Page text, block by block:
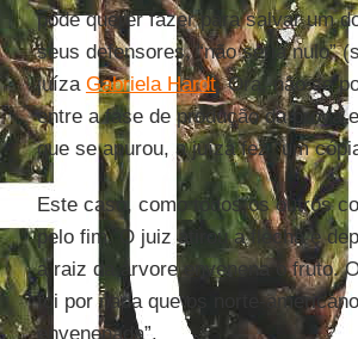
pode querer fazer para salvar um
seus defensores, “não seria nulo”
juíza Gabriela Hardt. Ora, não se
entre a fase de produção da prova
que se apurou, a juíza fez “um
Este caso, como todos os outros
pelo fim. O juiz atirou a flecha e
a raiz da árvore envenena o fruto.
foi por nada que os norte-
envenenada”.